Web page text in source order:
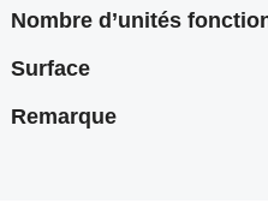
Nombre d’unités
Surface
Remarque